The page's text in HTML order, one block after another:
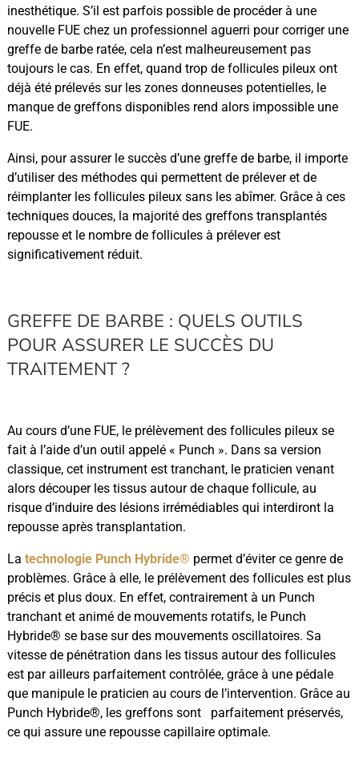
inesthétique. S’il est parfois possible de procéder à une
nouvelle FUE chez un professionnel aguerri pour corriger une
greffe de barbe ratée, cela n’est malheureusement pas
toujours le cas. En effet, quand trop de follicules pileux ont
déjà été prélevés sur les zones donneuses potentielles, le
manque de greffons disponibles rend alors impossible une
FUE.
Ainsi, pour assurer le succès d’une greffe de barbe, il importe
d’utiliser des méthodes qui permettent de prélever et de
réimplanter les follicules pileux sans les abîmer. Grâce à ces
techniques douces, la majorité des greffons transplantés
repousse et le nombre de follicules à prélever est
significativement réduit.
GREFFE DE BARBE : QUELS OUTILS
POUR ASSURER LE SUCCÈS DU
TRAITEMENT ?
Au cours d’une FUE, le prélèvement des follicules pileux se
fait à l’aide d’un outil appelé « Punch ». Dans sa version
classique, cet instrument est tranchant, le praticien venant
alors découper les tissus autour de chaque follicule, au
risque d’induire des lésions irrémédiables qui interdiront la
repousse après transplantation.
La technologie Punch Hybride® permet d’éviter ce genre de
problèmes. Grâce à elle, le prélèvement des follicules est plus
précis et plus doux. En effet, contrairement à un Punch
tranchant et animé de mouvements rotatifs, le Punch
Hybride® se base sur des mouvements oscillatoires. Sa
vitesse de pénétration dans les tissus autour des follicules
est par ailleurs parfaitement contrôlée, grâce à une pédale
que manipule le praticien au cours de l’intervention. Grâce au
Punch Hybride®, les greffons sont parfaitement préservés,
ce qui assure une repousse capillaire optimale.